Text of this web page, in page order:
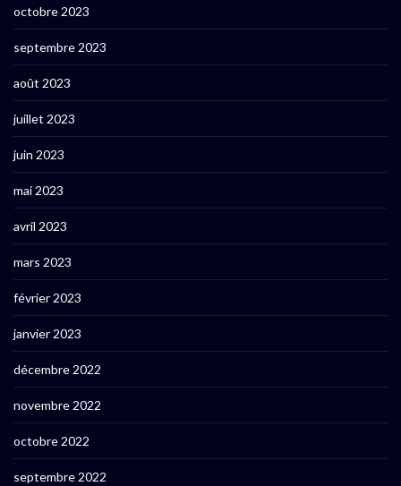
octobre 2023
septembre 2023
août 2023
juillet 2023
juin 2023
mai 2023
avril 2023
mars 2023
février 2023
janvier 2023
décembre 2022
novembre 2022
octobre 2022
septembre 2022